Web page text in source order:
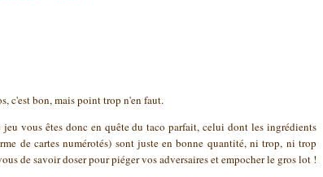
c'est bon, mais point trop n'en faut.
jeu vous êtes donc en quête du taco parfait, celui dont les ingrédients
de cartes numérotés) sont juste en bonne quantité, ni trop, ni trop
de savoir doser pour piéger vos adversaires et empocher le gros lot !